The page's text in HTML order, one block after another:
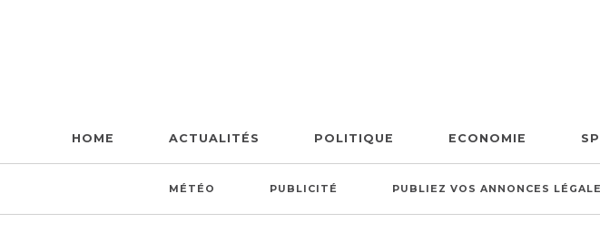
HOME ACTUALITÉS POLITIQUE ECONOMIE
MÉTÉO PUBLICITÉ PUBLIEZ VOS ANNONCES